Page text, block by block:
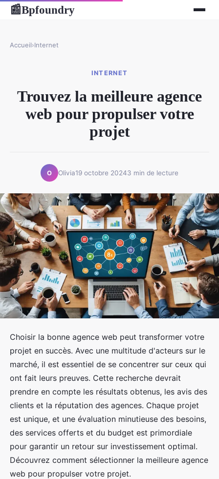
📰Bpfoundry
Accueil›Internet
INTERNET
Trouvez la meilleure agence
web pour propulser votre
projet
O Olivia19 octobre 20243 min de lecture
Choisir la bonne agence web peut transformer votre
projet en succès. Avec une multitude d'acteurs sur le
marché, il est essentiel de se concentrer sur ceux qui
ont fait leurs preuves. Cette recherche devrait
prendre en compte les résultats obtenus, les avis des
clients et la réputation des agences. Chaque projet
est unique, et une évaluation minutieuse des besoins,
des services offerts et du budget est primordiale
pour garantir un retour sur investissement optimal.
Découvrez comment sélectionner la meilleure agence
web pour propulser votre projet.